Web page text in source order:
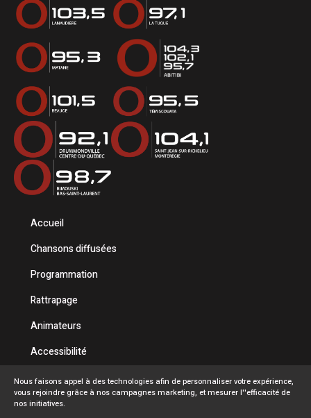
Accueil
Chansons diffusées
Programmation
Rattrapage
Animateurs
Accessibilité
Politique de confidentialité
Conditions d'utilisation
Nous faisons appel à des technologies afin de personnaliser votre expérience,
vous rejoindre grâce à nos campagnes marketing, et mesurer l''efficacité de
nos initiatives.